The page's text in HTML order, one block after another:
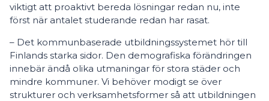
viktigt att proaktivt bereda lösningar redan nu, inte
först när antalet studerande redan har rasat.
– Det kommunbaserade utbildningssystemet hör till
Finlands starka sidor. Den demografiska förändringen
innebär ändå olika utmaningar för stora städer och
mindre kommuner. Vi behöver modigt se över
strukturer och verksamhetsformer så att utbildningen